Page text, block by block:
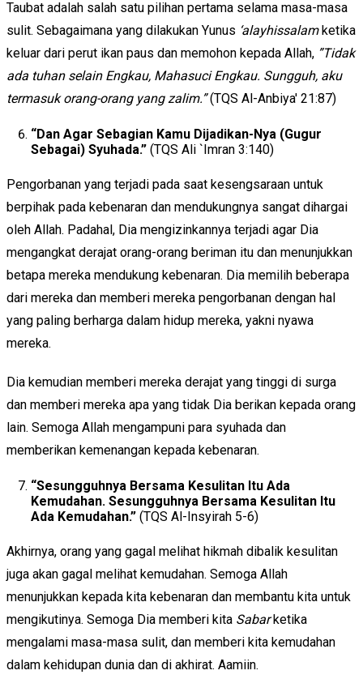
Taubat adalah salah satu pilihan pertama selama masa-masa
sulit. Sebagaimana yang dilakukan Yunus ‘alayhissalamketika
keluar dari perut ikan paus dan memohon kepada Allah, ”Tidak
ada tuhan selain Engkau, Mahasuci Engkau. Sungguh, aku
termasuk orang-orang yang zalim.”(TQS Al-Anbiya' 21:87)
“Dan Agar Sebagian Kamu Dijadikan-Nya (Gugur
Sebagai) Syuhada.” (TQS Ali `Imran 3:140)
Pengorbanan yang terjadi pada saat kesengsaraan untuk
berpihak pada kebenaran dan mendukungnya sangat dihargai
oleh Allah. Padahal, Dia mengizinkannya terjadi agar Dia
mengangkat derajat orang-orang beriman itu dan menunjukkan
betapa mereka mendukung kebenaran. Dia memilih beberapa
dari mereka dan memberi mereka pengorbanan dengan hal
yang paling berharga dalam hidup mereka, yakni nyawa
mereka.
Dia kemudian memberi mereka derajat yang tinggi di surga
dan memberi mereka apa yang tidak Dia berikan kepada orang
lain. Semoga Allah mengampuni para syuhada dan
memberikan kemenangan kepada kebenaran.
“Sesungguhnya Bersama Kesulitan Itu Ada
Kemudahan. Sesungguhnya Bersama Kesulitan Itu
Ada Kemudahan.” (TQS Al-Insyirah 5-6)
Akhirnya, orang yang gagal melihat hikmah dibalik kesulitan
juga akan gagal melihat kemudahan. Semoga Allah
menunjukkan kepada kita kebenaran dan membantu kita untuk
mengikutinya. Semoga Dia memberi kita Sabarketika
mengalami masa-masa sulit, dan memberi kita kemudahan
dalam kehidupan dunia dan di akhirat. Aamiin.